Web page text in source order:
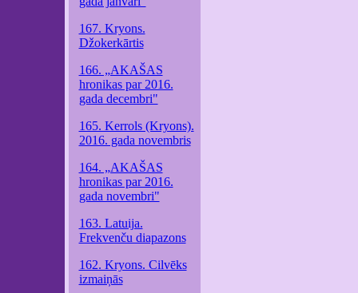
167. Kryons.
Džokerkārtis
166. „AKAŠAS
hronikas par 2016.
gada decembri"
165. Kerrols (Kryons).
2016. gada novembris
164. „AKAŠAS
hronikas par 2016.
gada novembri"
163. Latuija.
Frekvenču diapazons
162. Kryons. Cilvēks
izmaiņās